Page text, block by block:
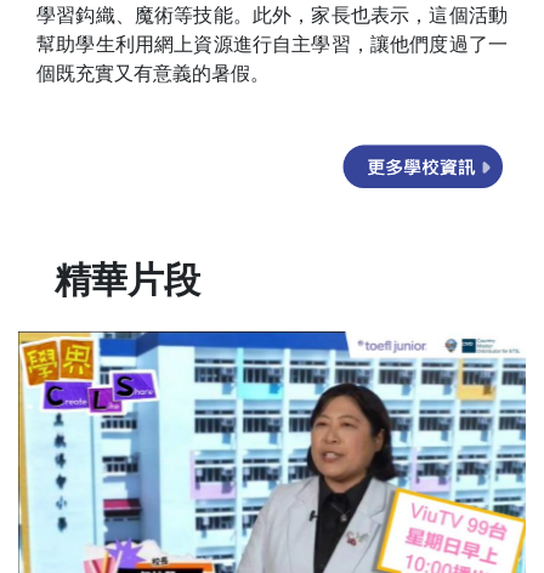
學習鈎織、魔術等技能。此外，家長也表示，這個活動
幫助學生利用網上資源進行自主學習，讓他們度過了一
個既充實又有意義的暑假。
精華片段